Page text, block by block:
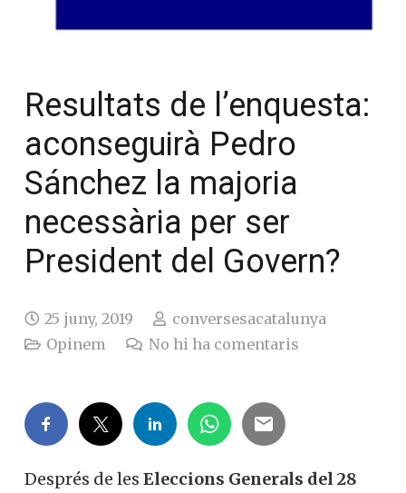
Resultats de l’enquesta:
aconseguirà Pedro
Sánchez la majoria
necessària per ser
President del Govern?
25 juny, 2019
conversesacatalunya
Opinem
No hi ha comentaris
Després de les Eleccions Generals del 28